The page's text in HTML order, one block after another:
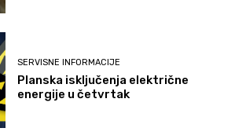
SERVISNE INFORMACIJE
Planska isključenja električne
energije u četvrtak